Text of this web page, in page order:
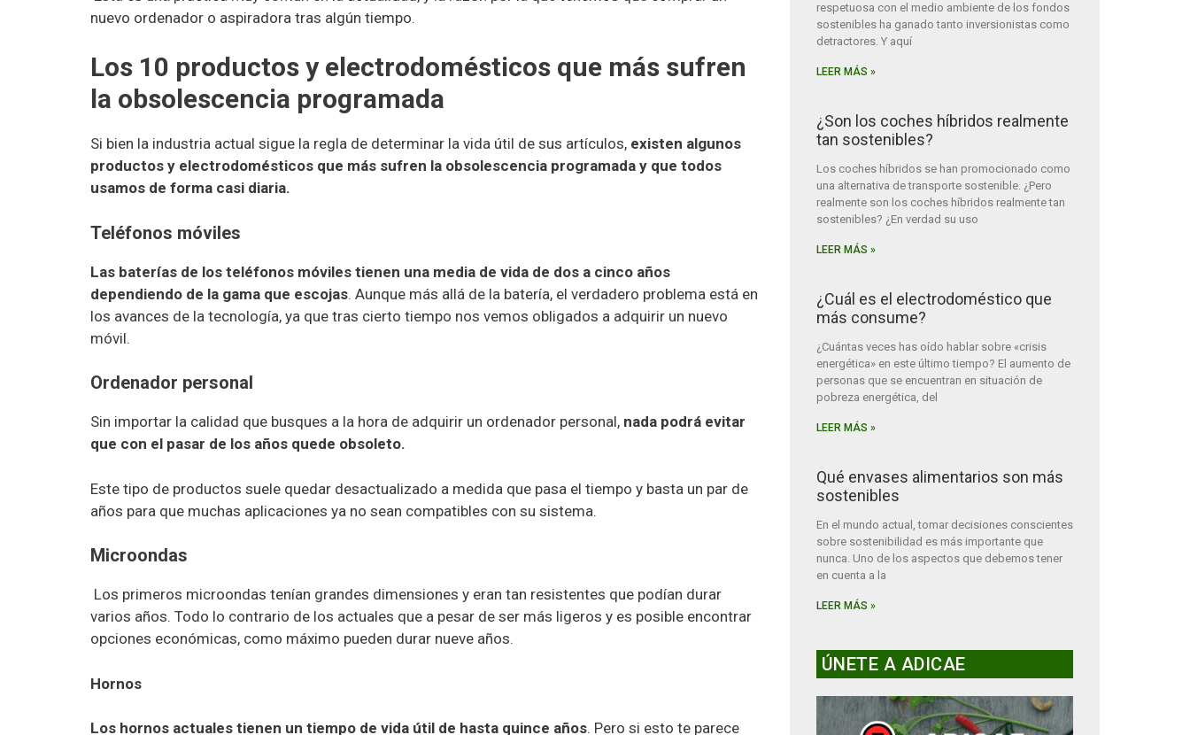
nuevo ordenador o aspiradora tras algún tiempo.
Los 10 productos y electrodomésticos que más sufren
la obsolescencia programada
Si bien la industria actual sigue la regla de determinar la vida útil de sus artículos, existen algunos
productos y electrodomésticos que más sufren la obsolescencia programada y que todos
usamos de forma casi diaria.
Teléfonos móviles
Las baterías de los teléfonos móviles tienen una media de vida de dos a cinco años
dependiendo de la gama que escojas. Aunque más allá de la batería, el verdadero problema está en
los avances de la tecnología, ya que tras cierto tiempo nos vemos obligados a adquirir un nuevo
móvil.
Ordenador personal
Sin importar la calidad que busques a la hora de adquirir un ordenador personal, nada podrá evitar
que con el pasar de los años quede obsoleto.
Este tipo de productos suele quedar desactualizado a medida que pasa el tiempo y basta un par de
años para que muchas aplicaciones ya no sean compatibles con su sistema.
Microondas
Los primeros microondas tenían grandes dimensiones y eran tan resistentes que podían durar
varios años. Todo lo contrario de los actuales que a pesar de ser más ligeros y es posible encontrar
opciones económicas, como máximo pueden durar nueve años.
Hornos
Los hornos actuales tienen un tiempo de vida útil de hasta quince años. Pero si esto te parece
respetuosa con el medio ambiente de los fondos
sostenibles ha ganado tanto inversionistas como
detractores. Y aquí
LEER MÁS »
¿Son los coches híbridos realmente
tan sostenibles?
Los coches híbridos se han promocionado como
una alternativa de transporte sostenible. ¿Pero
realmente son los coches híbridos realmente tan
sostenibles? ¿En verdad su uso
LEER MÁS »
¿Cuál es el electrodoméstico que
más consume?
¿Cuántas veces has oído hablar sobre «crisis
energética» en este último tiempo? El aumento de
personas que se encuentran en situación de
pobreza energética, del
LEER MÁS »
Qué envases alimentarios son más
sostenibles
En el mundo actual, tomar decisiones conscientes
sobre sostenibilidad es más importante que
nunca. Uno de los aspectos que debemos tener
en cuenta a la
LEER MÁS »
ÚNETE A ADICAE